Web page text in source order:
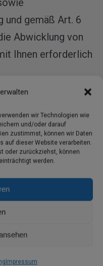
wir Technologien wie
und/oder darauf
zustimmst, können wir Daten
auf dieser Website verarbeiten.
oder zurückziehst, können
werden.
Impressum
und gemäß Art. 6
Abwicklung von
Ihnen erforderlich
verwendet
sich um kleine
erstellt
gespeichert
besuchen.
keinen
Viren, Trojaner
Informationen